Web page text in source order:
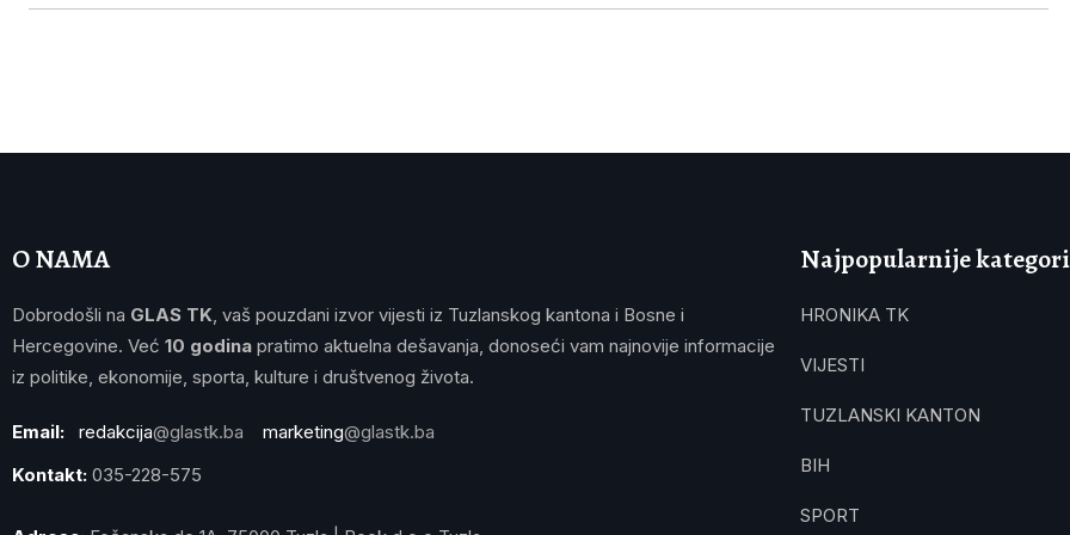
O NAMA
Dobrodošli na GLAS TK, vaš pouzdani izvor vijesti iz Tuzlanskog kantona i Bosne i
Hercegovine. Već 10 godina pratimo aktuelna dešavanja, donoseći vam najnovije informacije
iz politike, ekonomije, sporta, kulture i društvenog života.
Email: redakcija@glastk.ba marketing@glastk.ba
Kontakt: 035-228-575
Najpopularnije
HRONIKA TK
VIJESTI
TUZLANSKI KANTON
BIH
SPORT